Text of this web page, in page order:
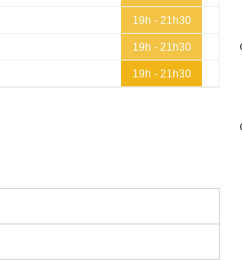
19h - 21h30
19h - 21h30
19h - 21h30